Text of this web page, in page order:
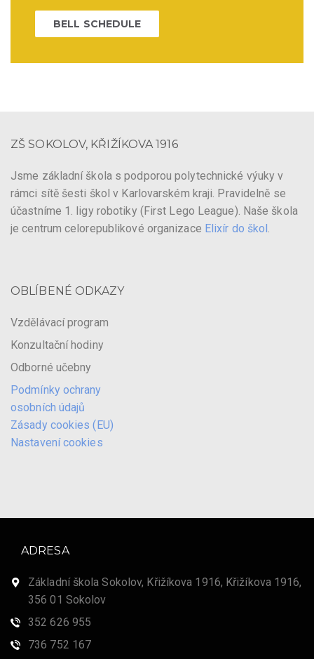
BELL SCHEDULE
ZŠ SOKOLOV, KŘIŽÍKOVA 1916
Jsme základní škola s podporou polytechnické výuky v
rámci sítě šesti škol v Karlovarském kraji. Pravidelně se
účastníme 1. ligy robotiky (First Lego League). Naše škola
je centrum celorepublikové organizace Elixír do škol .
OBLÍBENÉ ODKAZY
Vzdělávací program
Konzultační hodiny
Odborné učebny
Podmínky ochrany
osobních údajů
Zásady cookies (EU)
Nastavení cookies
ADRESA
Základní škola Sokolov, Křižíkova 1916, Křižíkova 1916,
356 01 Sokolov
352 626 955
736 752 167